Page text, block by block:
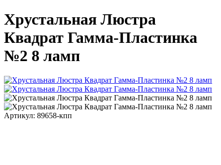
Хрустальная Люстра
Квадрат Гамма-Пластинка
№2 8 ламп
Артикул: 89658-кпп